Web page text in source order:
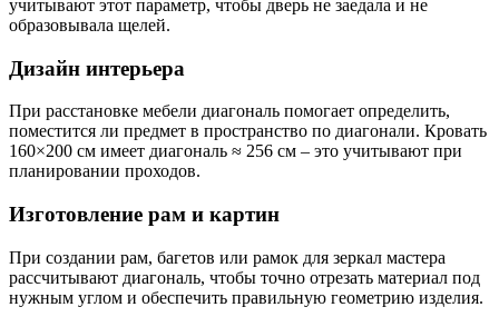
учитывают этот параметр, чтобы дверь не заедала и не
образовывала щелей.
Дизайн интерьера
При расстановке мебели диагональ помогает определить,
поместится ли предмет в пространство по диагонали. Кровать
160×200 см имеет диагональ ≈ 256 см – это учитывают при
планировании проходов.
Изготовление рам и картин
При создании рам, багетов или рамок для зеркал мастера
рассчитывают диагональ, чтобы точно отрезать материал под
нужным углом и обеспечить правильную геометрию изделия.